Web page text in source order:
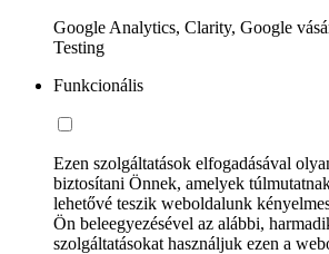
Google Analytics, Clarity, Google
Testing
Funkcionális
Ezen szolgáltatások elfogadásával
biztosítani Önnek, amelyek
lehetővé teszik weboldalunk
Ön beleegyezésével az alábbi,
szolgáltatásokat használjuk ezen a